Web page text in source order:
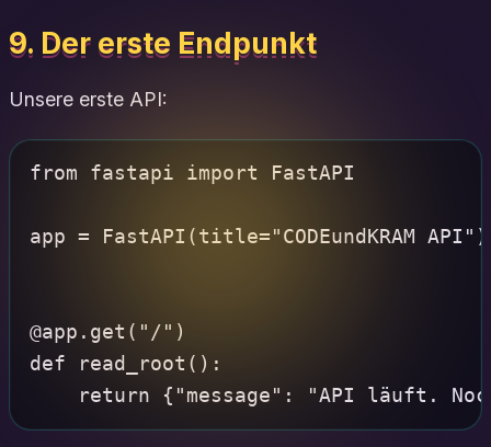
9. Der erste Endpunkt
Unsere erste API:
from fastapi import FastAPI
app = FastAPI(title="CODEundKRAM API")
@app.get("/")
def read_root():